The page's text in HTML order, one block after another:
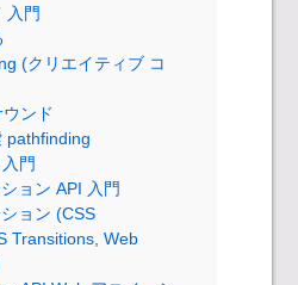
入門
(クリエイティブ コ
ンド
pathfinding
門
ョン API 入門
ョン (CSS
Transitions, Web